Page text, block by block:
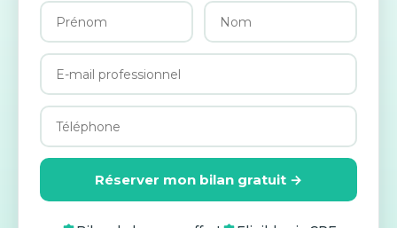
Réserver mon bilan gratuit →